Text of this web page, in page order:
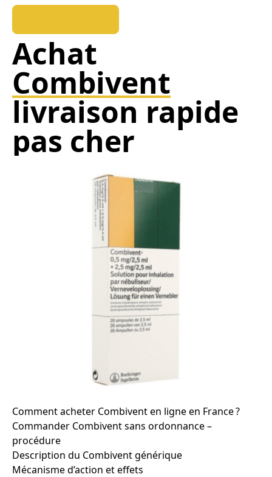
Achat
Combivent
livraison rapide
pas cher
Comment acheter Combivent en ligne en France ?
Commander Combivent sans ordonnance –
procédure
Description du Combivent générique
Mécanisme d’action et effets